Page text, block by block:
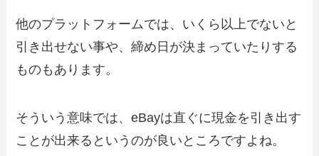
他のプラットフォームでは、いくら以上でないと
引き出せない事や、締め日が決まっていたりする
ものもあります。
そういう意味では、eBayは直ぐに現金を引き出す
ことが出来るというのが良いところですよね。